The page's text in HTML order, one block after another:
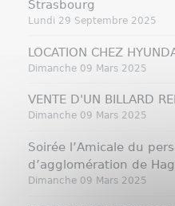
Strasbourg
Lundi 29 Septembre 2025
LOCATION CHEZ
Dimanche 09 Mars 2025
VENTE D'UN BILLARD
Dimanche 09 Mars 2025
Soirée l’Amicale du
d’agglomération de
Dimanche 09 Mars 2025